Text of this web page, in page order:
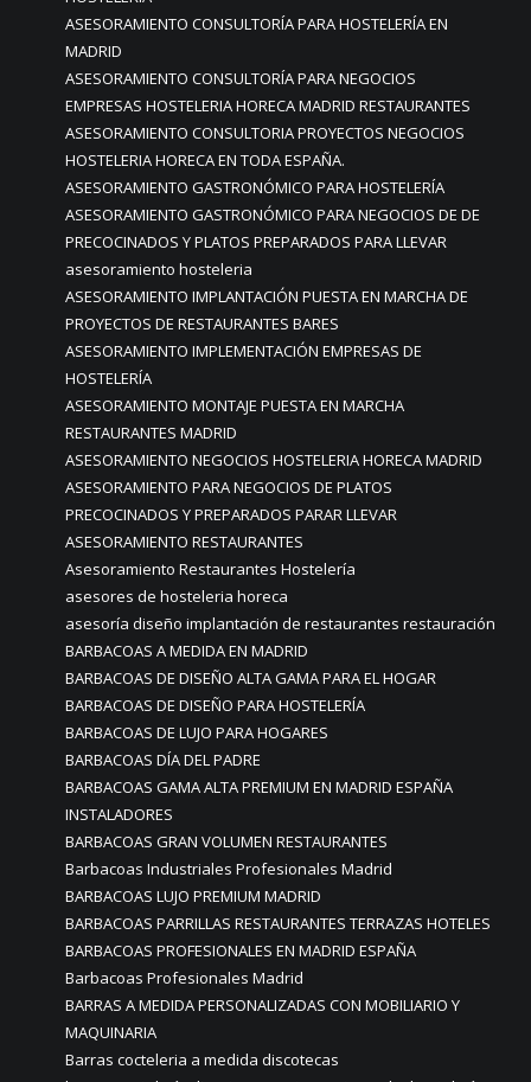
ASESORAMIENTO CONSULTORÍA PARA HOSTELERÍA EN
MADRID
ASESORAMIENTO CONSULTORÍA PARA NEGOCIOS
EMPRESAS HOSTELERIA HORECA MADRID RESTAURANTES
ASESORAMIENTO CONSULTORIA PROYECTOS NEGOCIOS
HOSTELERIA HORECA EN TODA ESPAÑA.
ASESORAMIENTO GASTRONÓMICO PARA HOSTELERÍA
ASESORAMIENTO GASTRONÓMICO PARA NEGOCIOS DE DE
PRECOCINADOS Y PLATOS PREPARADOS PARA LLEVAR
asesoramiento hosteleria
ASESORAMIENTO IMPLANTACIÓN PUESTA EN MARCHA DE
PROYECTOS DE RESTAURANTES BARES
ASESORAMIENTO IMPLEMENTACIÓN EMPRESAS DE
HOSTELERÍA
ASESORAMIENTO MONTAJE PUESTA EN MARCHA
RESTAURANTES MADRID
ASESORAMIENTO NEGOCIOS HOSTELERIA HORECA MADRID
ASESORAMIENTO PARA NEGOCIOS DE PLATOS
PRECOCINADOS Y PREPARADOS PARAR LLEVAR
ASESORAMIENTO RESTAURANTES
Asesoramiento Restaurantes Hostelería
asesores de hosteleria horeca
asesoría diseño implantación de restaurantes restauración
BARBACOAS A MEDIDA EN MADRID
BARBACOAS DE DISEÑO ALTA GAMA PARA EL HOGAR
BARBACOAS DE DISEÑO PARA HOSTELERÍA
BARBACOAS DE LUJO PARA HOGARES
BARBACOAS DÍA DEL PADRE
BARBACOAS GAMA ALTA PREMIUM EN MADRID ESPAÑA
INSTALADORES
BARBACOAS GRAN VOLUMEN RESTAURANTES
Barbacoas Industriales Profesionales Madrid
BARBACOAS LUJO PREMIUM MADRID
BARBACOAS PARRILLAS RESTAURANTES TERRAZAS HOTELES
BARBACOAS PROFESIONALES EN MADRID ESPAÑA
Barbacoas Profesionales Madrid
BARRAS A MEDIDA PERSONALIZADAS CON MOBILIARIO Y
MAQUINARIA
Barras cocteleria a medida discotecas